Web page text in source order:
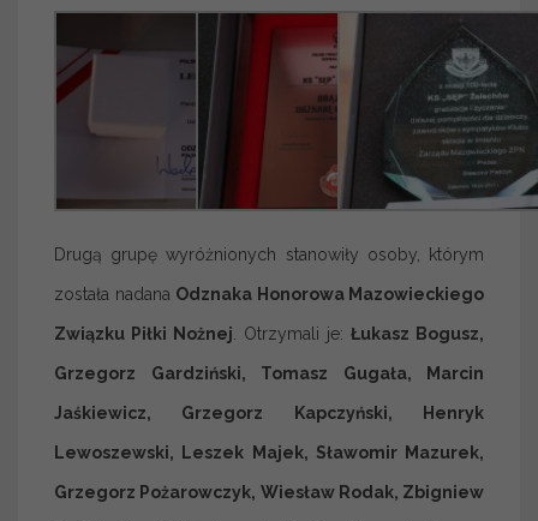
Drugą grupę wyróżnionych stanowiły osoby, którym
została nadana Odznaka Honorowa Mazowieckiego
Związku Piłki Nożnej. Otrzymali je: Łukasz Bogusz,
Grzegorz Gardziński, Tomasz Gugała, Marcin
Jaśkiewicz, Grzegorz Kapczyński, Henryk
Lewoszewski, Leszek Majek, Sławomir Mazurek,
Grzegorz Pożarowczyk, Wiesław Rodak, Zbigniew